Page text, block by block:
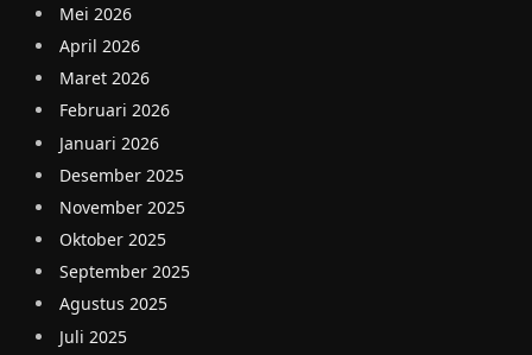
Mei 2026
April 2026
Maret 2026
Februari 2026
Januari 2026
Desember 2025
November 2025
Oktober 2025
September 2025
Agustus 2025
Juli 2025